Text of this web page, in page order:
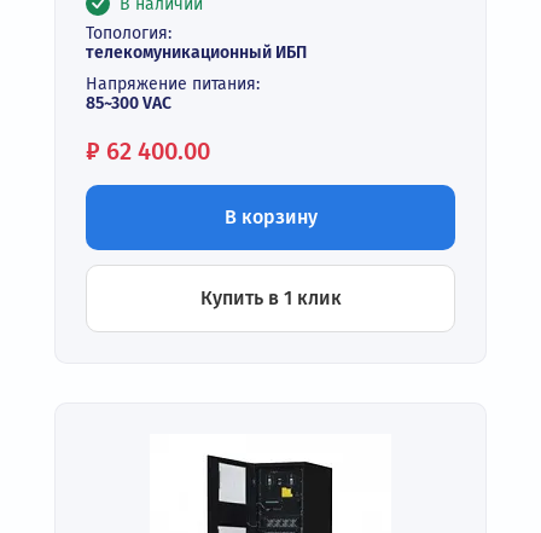
Топология:
телекомуникационный ИБП
Напряжение питания:
85~300 VAC
Цена:
₽ 62 400.00
В корзину
Купить в 1 клик